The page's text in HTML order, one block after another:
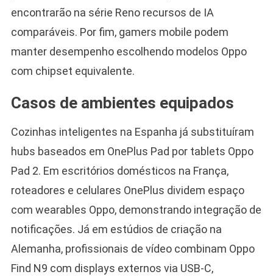
encontrarão na série Reno recursos de IA
comparáveis. Por fim, gamers mobile podem
manter desempenho escolhendo modelos Oppo
com chipset equivalente.
Casos de ambientes equipados
Cozinhas inteligentes na Espanha já substituíram
hubs baseados em OnePlus Pad por tablets Oppo
Pad 2. Em escritórios domésticos na França,
roteadores e celulares OnePlus dividem espaço
com wearables Oppo, demonstrando integração de
notificações. Já em estúdios de criação na
Alemanha, profissionais de vídeo combinam Oppo
Find N9 com displays externos via USB-C,